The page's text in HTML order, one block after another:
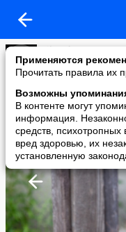
Применяются
Прочитать правила их
Возможны
В контенте могут
информация.
средств,
вред здоровью, их
установленную
FiloSofeM
added a photo
15 Jul в 02:02